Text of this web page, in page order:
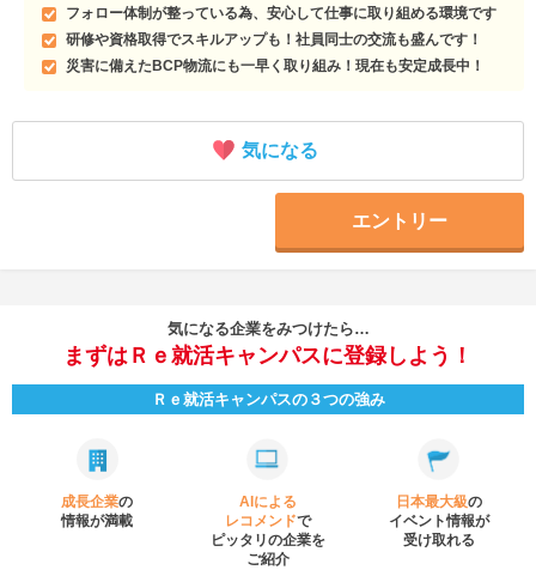
フォロー体制が整っている為、安心して仕事に取り組める環境です
研修や資格取得でスキルアップも！社員同士の交流も盛んです！
災害に備えたBCP物流にも一早く取り組み！現在も安定成長中！
気になる
エントリー
気になる企業をみつけたら…
まずはＲｅ就活キャンパスに登録しよう！
Ｒｅ就活キャンパスの３つの強み
成長企業の
情報が満載
AIによる
レコメンドで
ピッタリの企業を
ご紹介
日本最大級の
イベント情報が
受け取れる